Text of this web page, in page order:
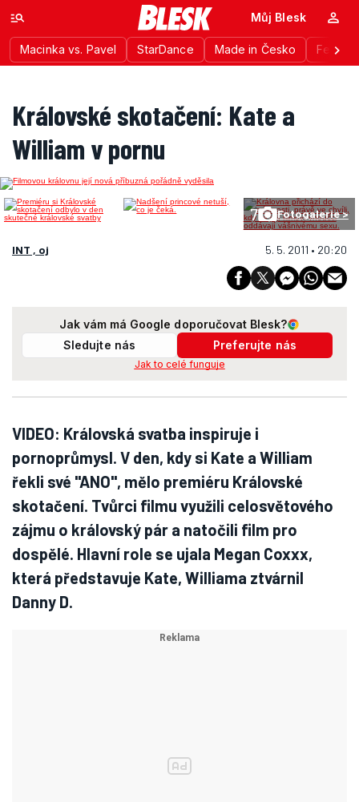
Macinka vs. Pavel StarDance Made in Česko
Můj Blesk
Královské skotačení: Kate a
William v pornu
7 Fotogalerie >
INT , oj 5. 5. 2011 • 20:20
Jak vám má Google doporučovat Blesk?
Sledujte nás
Preferujte nás
Jak to celé funguje
VIDEO: Královská svatba inspiruje i
pornoprůmysl. V den, kdy si Kate a William
řekli své "ANO", mělo premiéru Královské
skotačení. Tvůrci filmu využili celosvětového
zájmu o královský pár a natočili film pro
dospělé. Hlavní role se ujala Megan Coxxx,
která představuje Kate, Williama ztvárnil
Danny D.